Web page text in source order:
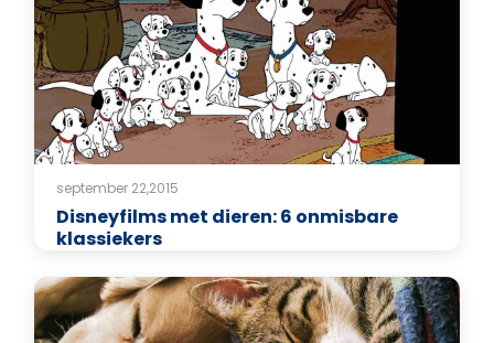
september 22,2015
Disneyfilms met dieren: 6 onmisbare
klassiekers